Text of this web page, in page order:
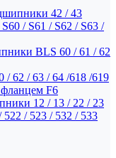
42 / 43
/ S61 / S62 / S63 /
BLS 60 / 61 / 62
62 / 63 / 64 /618 /619
F6
12 / 13 / 22 / 23
/ 523 / 532 / 533